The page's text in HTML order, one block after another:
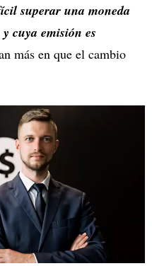
superar una moneda
cuya emisión es
más en que el cambio